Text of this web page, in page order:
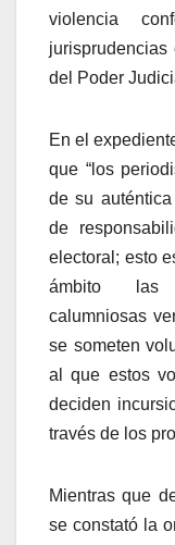
violencia
jurisprudencias
del Poder
En el
que “los
de su
de
electoral; esto
ámbito las
calumniosas
se someten
al que estos
deciden
través de los
Mientras que
se constató la